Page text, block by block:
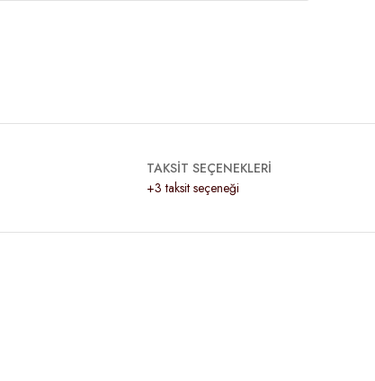
TAKSİT SEÇENEKLERİ
+3 taksit seçeneği